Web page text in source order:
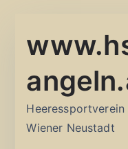
Inhalt
Wiener Neustadt